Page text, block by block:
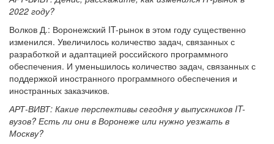
2022 году?
Волков Д.: Воронежский IT-рынок в этом году существенно
изменился. Увеличилось количество задач, связанных с
разработкой и адаптацией российского программного
обеспечения. И уменьшилось количество задач, связанных с
поддержкой иностранного программного обеспечения и
иностранных заказчиков.
АРТ-ВИВТ: Какие перспективы сегодня у выпускников IT-
вузов? Есть ли они в Воронеже или нужно уезжать в
Москву?